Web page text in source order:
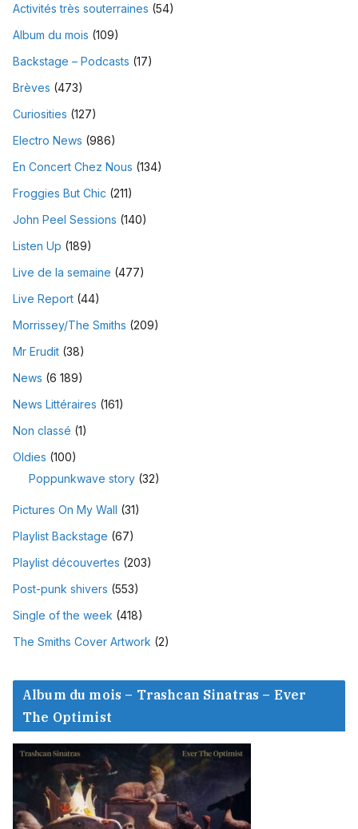
Activités très souterraines (54)
Album du mois (109)
Backstage – Podcasts (17)
Brèves (473)
Curiosities (127)
Electro News (986)
En Concert Chez Nous (134)
Froggies But Chic (211)
John Peel Sessions (140)
Listen Up (189)
Live de la semaine (477)
Live Report (44)
Morrissey/The Smiths (209)
Mr Erudit (38)
News (6 189)
News Littéraires (161)
Non classé (1)
Oldies (100)
Poppunkwave story (32)
Pictures On My Wall (31)
Playlist Backstage (67)
Playlist découvertes (203)
Post-punk shivers (553)
Single of the week (418)
The Smiths Cover Artwork (2)
Album du mois – Trashcan Sinatras – Ever
The Optimist